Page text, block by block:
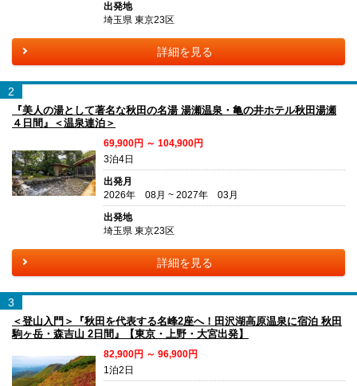
出発地
埼玉県 東京23区
詳細を見る
2
『美人の湯として著名な秋田の名湯 湯瀬温泉・亀の井ホテル秋田湯瀬
４日間』＜温泉連泊＞
69,900円 ～ 104,900円
3泊4日
出発月
2026年 08月 ~ 2027年 03月
出発地
埼玉県 東京23区
詳細を見る
3
＜登山入門＞『秋田を代表する名峰2座へ！田沢湖高原温泉に宿泊 秋田
駒ヶ岳・森吉山 2日間』【東京・上野・大宮出発】
82,900円 ～ 96,900円
1泊2日